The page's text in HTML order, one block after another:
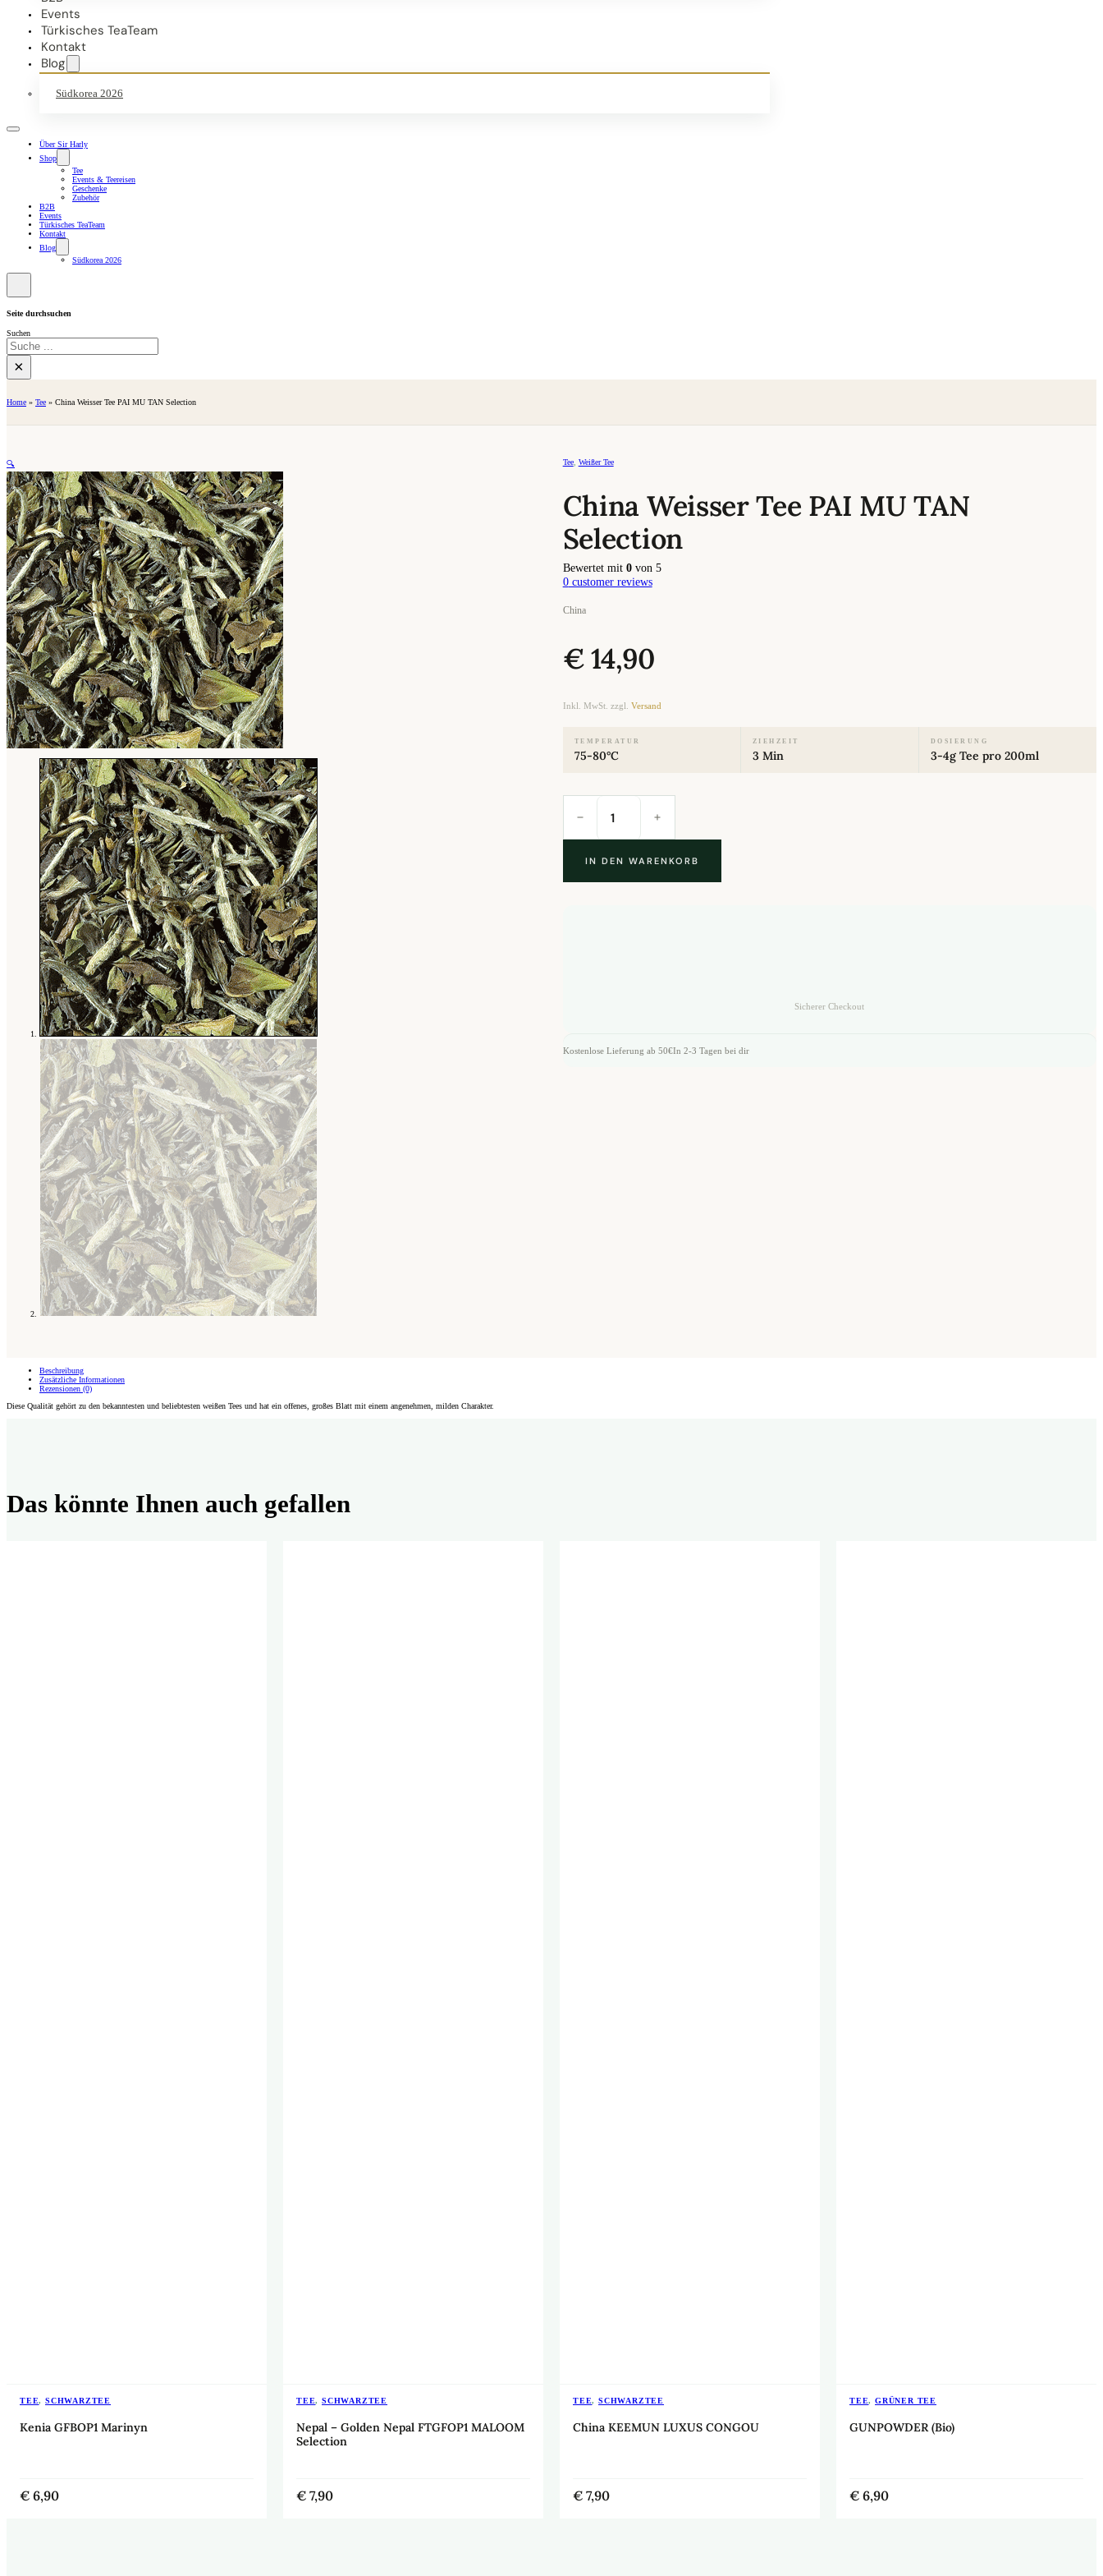
Events
Türkisches TeaTeam
Kontakt
Blog
Südkorea 2026
Über Sir Harly
Shop
Tee
Events & Teereisen
Geschenke
Zubehör
B2B
Events
Türkisches TeaTeam
Kontakt
Blog
Südkorea 2026
Seite durchsuchen
Suchen
×
Home » Tee » China Weisser Tee PAI MU TAN Selection
🔍 Tee, Weißer Tee
China Weisser Tee PAI MU TAN
Selection
Bewertet mit 0von 5
0customer reviews
China
€14,90
Inkl. MwSt. zzgl. Versand
TEMPERATUR
75-80°C
ZIEHZEIT
3 Min
DOSIERUNG
3-4g Tee pro 200ml
IN DEN WARENKORB
Sicherer Checkout
Kostenlose Lieferung ab 50€In 2-3 Tagen bei dir
Beschreibung
Zusätzliche Informationen
Rezensionen (0)
Diese Qualität gehört zu den bekanntesten und beliebtesten weißen Tees und hat ein offenes, großes Blatt mit einem angenehmen, milden Charakter.
Das könnte Ihnen auch gefallen
TEE,SCHWARZTEE
Kenia GFBOP1 Marinyn
€ 6,90
TEE,SCHWARZTEE
Nepal – Golden Nepal FTGFOP1 MALOOM
Selection
€ 7,90
TEE,SCHWARZTEE
China KEEMUN LUXUS CONGOU
€ 7,90
TEE,GRÜNER TEE
GUNPOWDER (Bio)
€ 6,90